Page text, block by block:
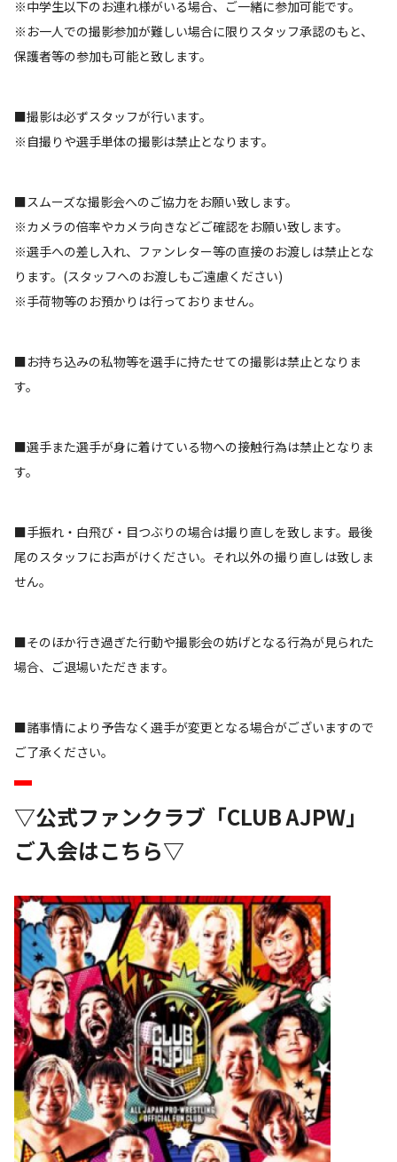
※中学生以下のお連れ様がいる場合、ご一緒に参加可能です。
※お一人での撮影参加が難しい場合に限りスタッフ承認のもと、
保護者等の参加も可能と致します。
■撮影は必ずスタッフが行います。
※自撮りや選手単体の撮影は禁止となります。
■スムーズな撮影会へのご協力をお願い致します。
※カメラの倍率やカメラ向きなどご確認をお願い致します。
※選手への差し入れ、ファンレター等の直接のお渡しは禁止とな
ります。(スタッフへのお渡しもご遠慮ください)
※手荷物等のお預かりは行っておりません。
■お持ち込みの私物等を選手に持たせての撮影は禁止となりま
す。
■選手また選手が身に着けている物への接触行為は禁止となりま
す。
■手振れ・白飛び・目つぶりの場合は撮り直しを致します。最後
尾のスタッフにお声がけください。それ以外の撮り直しは致しま
せん。
■そのほか行き過ぎた行動や撮影会の妨げとなる行為が見られた
場合、ご退場いただきます。
■諸事情により予告なく選手が変更となる場合がございますので
ご了承ください。
▽公式ファンクラブ「CLUB AJPW」
ご入会はこちら▽